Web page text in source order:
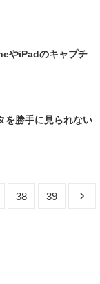
やiPadのキャプチ
を勝手に見られない
38 39